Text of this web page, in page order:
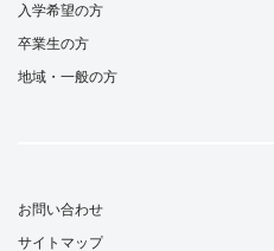
入学希望の方
卒業生の方
地域・一般の方
お問い合わせ
サイトマップ